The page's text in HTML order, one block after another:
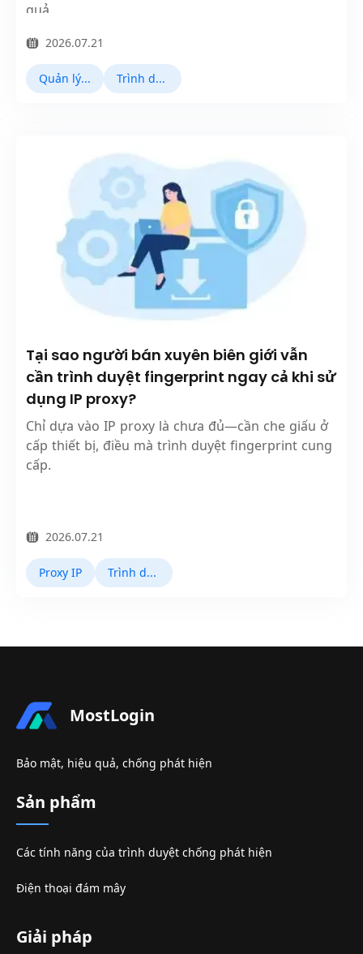
quả.
2026.07.21
Quản lý đa tài khoản Trình duyệt antidetect
Tại sao người bán xuyên biên giới vẫn
cần trình duyệt fingerprint ngay cả khi sử
dụng IP proxy?
Chỉ dựa vào IP proxy là chưa đủ—cần che giấu ở
cấp thiết bị, điều mà trình duyệt fingerprint cung
cấp.
2026.07.21
Proxy IP Trình duyệt Fingerprint
MostLogin
Bảo mật, hiệu quả, chống phát hiện
Sản phẩm
Các tính năng của trình duyệt chống phát hiện
Điện thoại đám mây
Giải pháp